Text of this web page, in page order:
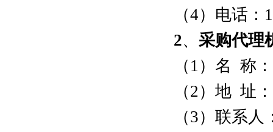
（4）电话：
2、 采购代理
（1）名 称
（2）地 址
（3）联